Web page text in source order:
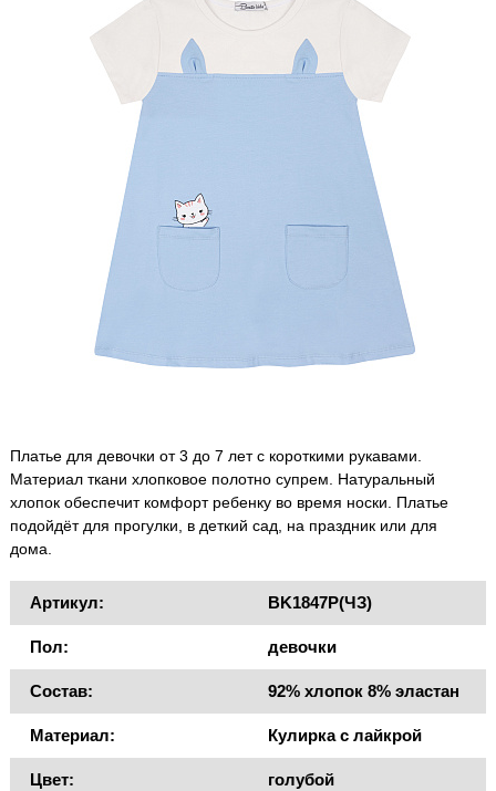
Платье для девочки от 3 до 7 лет с короткими рукавами.
Материал ткани хлопковое полотно супрем. Натуральный
хлопок обеспечит комфорт ребенку во время носки. Платье
подойдёт для прогулки, в деткий сад, на праздник или для
дома.
Артикул: BK1847P(ЧЗ)
Пол: девочки
Состав: 92% хлопок 8% эластан
Материал: Кулирка с лайкрой
Цвет: голубой